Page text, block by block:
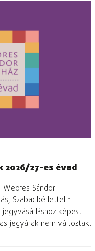
2026/27-es évad
Sándor
Szabadbérlettel 1
képest
jegyárak nem változtak.